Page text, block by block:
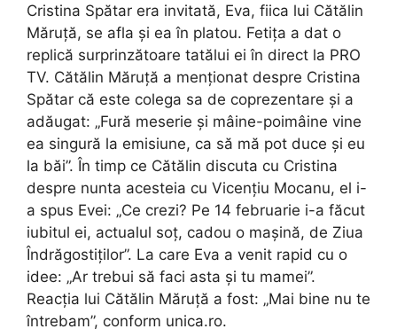
Cristina Spătar era invitată, Eva, fiica lui Cătălin
Măruță, se afla și ea în platou. Fetița a dat o
replică surprinzătoare tatălui ei în direct la PRO
TV. Cătălin Măruță a menționat despre Cristina
Spătar că este colega sa de coprezentare și a
adăugat: „Fură meserie și mâine-poimâine vine
ea singură la emisiune, ca să mă pot duce și eu
la băi”. În timp ce Cătălin discuta cu Cristina
despre nunta acesteia cu Vicențiu Mocanu, el i-
a spus Evei: „Ce crezi? Pe 14 februarie i-a făcut
iubitul ei, actualul soț, cadou o mașină, de Ziua
Îndrăgostiților”. La care Eva a venit rapid cu o
idee: „Ar trebui să faci asta și tu mamei”.
Reacția lui Cătălin Măruță a fost: „Mai bine nu te
întrebam”, conform unica.ro.